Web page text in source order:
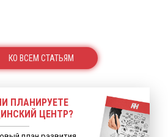
КО ВСЕМ СТАТЬЯМ
ПЛАНИРУЕТЕ
ЦЕНТР?